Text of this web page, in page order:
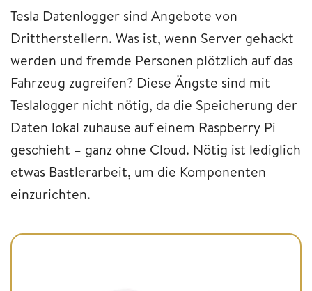
Tesla Datenlogger sind Angebote von
Drittherstellern. Was ist, wenn Server gehackt
werden und fremde Personen plötzlich auf das
Fahrzeug zugreifen? Diese Ängste sind mit
Teslalogger nicht nötig, da die Speicherung der
Daten lokal zuhause auf einem Raspberry Pi
geschieht – ganz ohne Cloud. Nötig ist lediglich
etwas Bastlerarbeit, um die Komponenten
einzurichten.